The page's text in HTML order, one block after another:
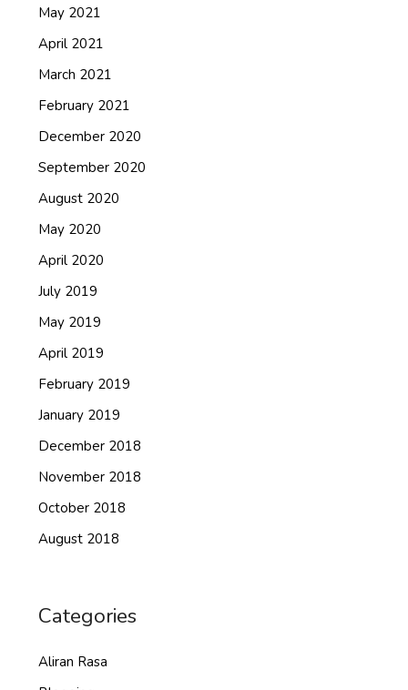
May 2021
April 2021
March 2021
February 2021
December 2020
September 2020
August 2020
May 2020
April 2020
July 2019
May 2019
April 2019
February 2019
January 2019
December 2018
November 2018
October 2018
August 2018
Categories
Aliran Rasa